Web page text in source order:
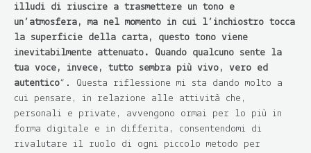
illudi di riuscire a trasmettere un tono e
un’atmosfera, ma nel momento in cui l’inchiostro tocca
la superficie della carta, questo tono viene
inevitabilmente attenuato. Quando qualcuno sente la
tua voce, invece, tutto sembra più vivo, vero ed
autentico“. Questa riflessione mi sta dando molto a
cui pensare, in relazione alle attività che,
personali e private, avvengono ormai per lo più in
forma digitale e in differita, consentendomi di
rivalutare il ruolo di ogni piccolo metodo per